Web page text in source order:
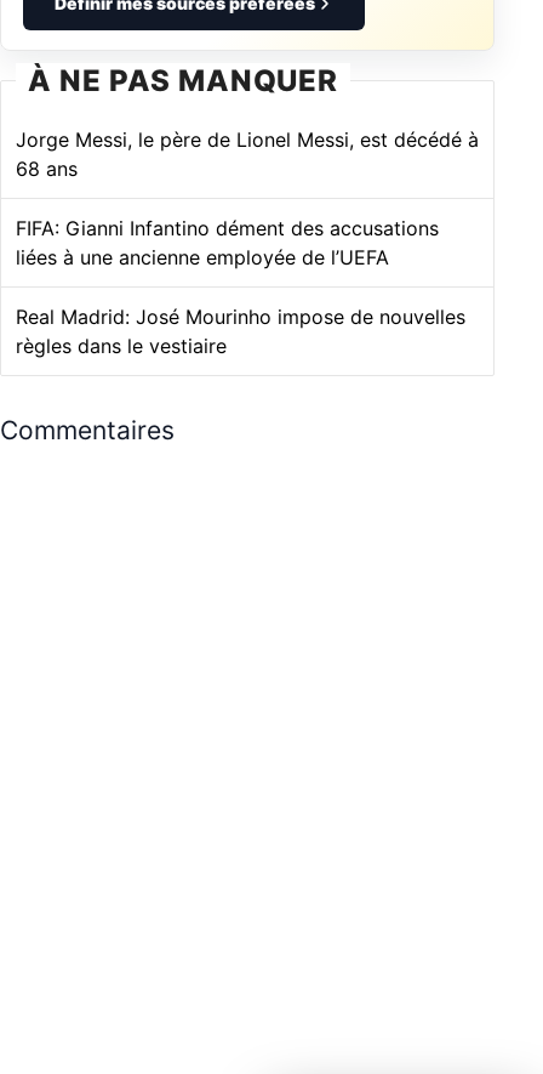
Définir mes sources préférées
À NE PAS MANQUER
Jorge Messi, le père de Lionel Messi, est décédé à
68 ans
FIFA: Gianni Infantino dément des accusations
liées à une ancienne employée de l’UEFA
Real Madrid: José Mourinho impose de nouvelles
règles dans le vestiaire
Commentaires